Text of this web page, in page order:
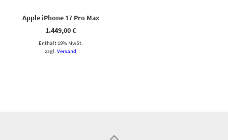
Apple iPhone 17 Pro Max
1.449,00€
Enthält 19% MwSt.
zzgl.Versand